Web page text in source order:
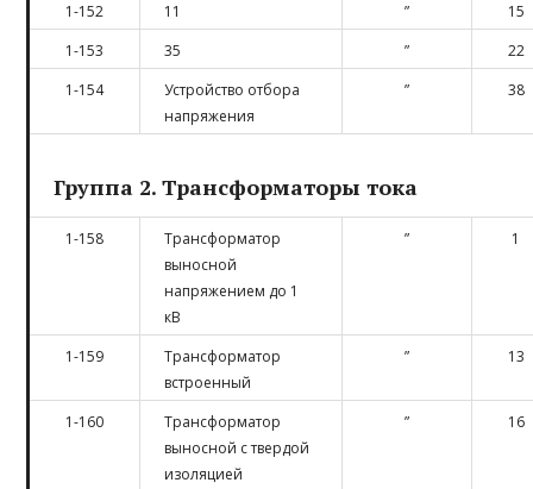
1-152 11 ”
15
1-153
35 ”
22
1-154
Устройство отбора
напряжения
” 38
Группа 2. Трансформаторы тока
1-158
Трансформатор
выносной
напряжением до 1
кВ
” 1
1-159
Трансформатор
встроенный
” 13
1-160
Трансформатор
выносной с твердой
изоляцией
” 16